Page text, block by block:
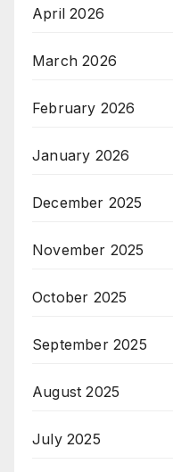
April 2026
March 2026
February 2026
January 2026
December 2025
November 2025
October 2025
September 2025
August 2025
July 2025